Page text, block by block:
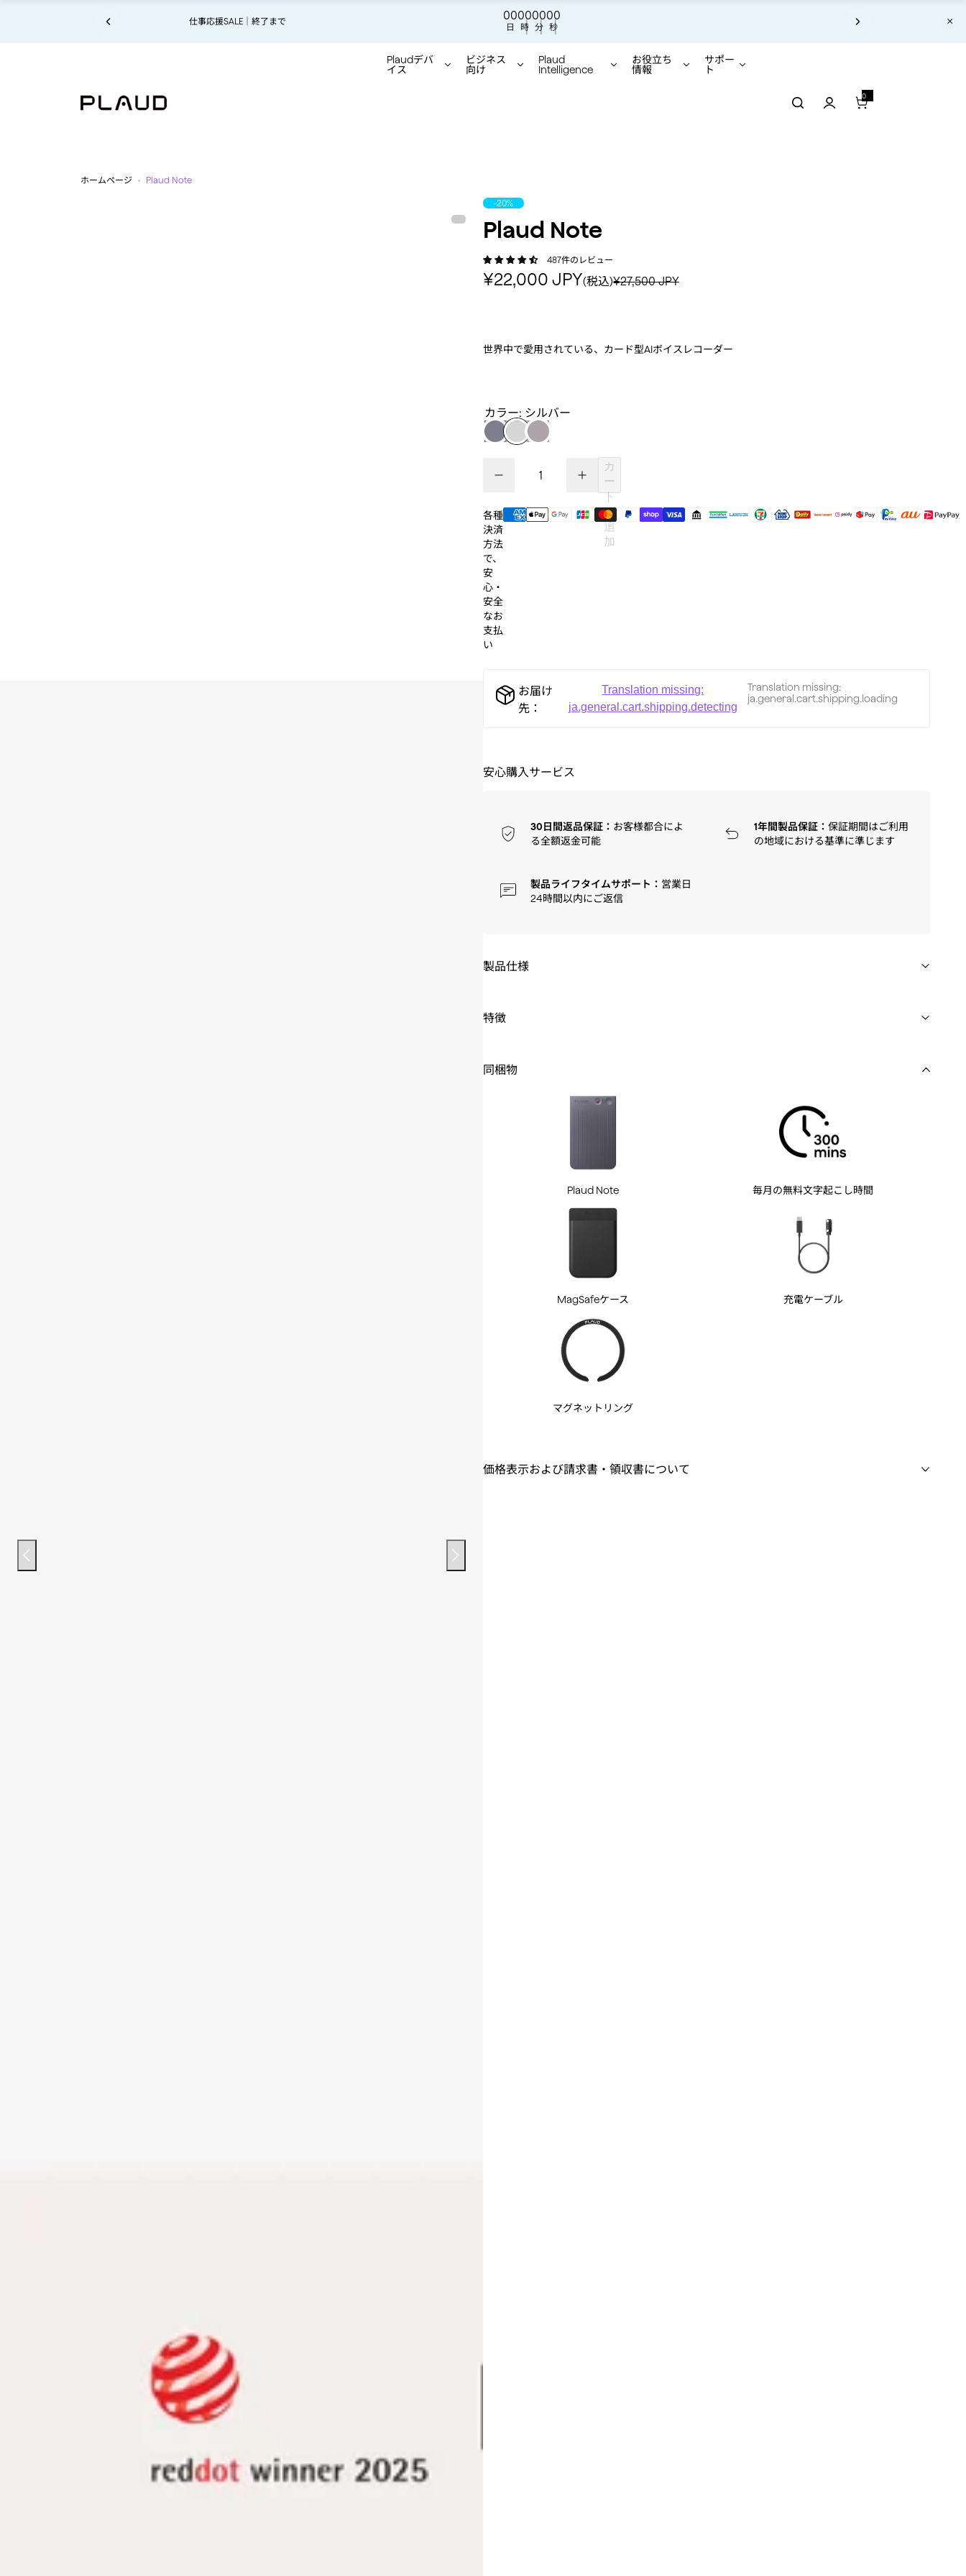
仕事応援SALE｜終了まで 0 1 6
時
0 9
分
5
【お知らせ】地震の影響により、現在、一部地域でご注文品のお届けに遅延が生じる場合があります。
Plaudシリーズ累計200万台出荷達成！
世界をリードするAIボイスレコーダー ×
Plaudデバ
イス
ビジネス
向け
Plaud
Intelligence
お役立ち
情報
サポー
ト
0
0 アイテム
ホームページ Plaud Note
Product status:
-20%
Plaud Note
487件のレビュー
販売価格
¥22,000 JPY(税込)通常価格
¥27,500 JPY
世界中で愛用されている、カード型AIボイスレコーダー
カラー: シルバー
数量を減らす Plaud Note数量を増やす Plaud Note
カ
ー
ト
に
追
加
各種
決済
方法
で、
安
心・
安全
なお
支払
い
お届け
先：
Translation missing:
ja.general.cart.shipping.detecting
Translation missing:
ja.general.cart.shipping.loading
安心購入サービス
30日間返品保証： お客様都合によ
る全額返金可能
1年間製品保証： 保証期間はご利用
の地域における基準に準じます
製品ライフタイムサポート： 営業日
24時間以内にご返信
製品仕様
特徴
同梱物
Plaud Note 毎月の無料文字起こし時間
MagSafeケース 充電ケーブル
マグネットリング
価格表示および請求書・領収書について